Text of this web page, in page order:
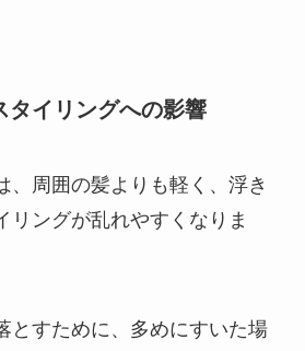
タイリングへの影響
、周囲の髪よりも軽く、浮き
リングが乱れやすくなりま
とすために、多めにすいた場